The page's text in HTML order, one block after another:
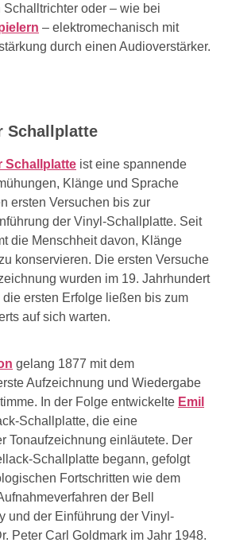
Schalltrichter oder – wie bei
– elektromechanisch mit
durch einen Audioverstärker.
Schallplatte
Schallplatte ist eine spannende
Klänge und Sprache
ersten Versuchen bis zur
der Vinyl-Schallplatte. Seit
die Menschheit davon, Klänge
konservieren. Die ersten Versuche
wurden im 19. Jahrhundert
ersten Erfolge ließen bis zum
auf sich warten.
gelang 1877 mit dem
Aufzeichnung und Wiedergabe
In der Folge entwickelte Emil
Schallplatte, die eine
Tonaufzeichnung einläutete. Der
Schallplatte begann, gefolgt
Fortschritten wie dem
der Bell
und der Einführung der Vinyl-
Peter Carl Goldmark im Jahr 1948.